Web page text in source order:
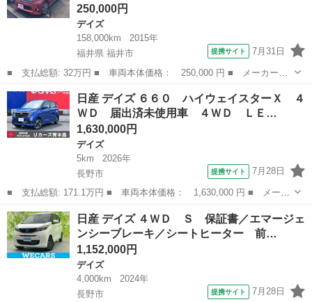
250,000円
デイズ
158,000km
2015年
福井県 福井市
提携サイト 7月31日
■ 支払総額: 32万円 ■ 車両本体価格： 250,000 円 ■ メーカー
名： 日産 ■ 車種名： デイズルークス ■ グレード名： ハイウ
ェイスター Ｘ Ｇパッケージ 純正１５インチアルミ インテリジ
ェントキー プッ...
福井 福井市 デイズ
日産 デイズ ６６０ ハイウェイスターＸ ４
ＷＤ 届出済未使用車 ４ＷＤ ＬＥ…
1,630,000円
デイズ
5km
2026年
長野市
提携サイト 7月28日
■ 支払総額: 171.1万円 ■ 車両本体価格： 1,630,000 円 ■ メーカ
ー名： 日産 ■ 車種名： デイズ ■ グレード名： ６６０ ハイ
ウェイスターＸ ４ＷＤ 届出済未使用車 ４ＷＤ ＬＥＤランプ
オ－トエ...
長野 長野市 デイズ
日産 デイズ ４ＷＤ Ｓ 保証書／エマージェ
ンシーブレーキ／シートヒーター 前…
1,152,000円
デイズ
4,000km
2024年
長野市
提携サイト 7月28日